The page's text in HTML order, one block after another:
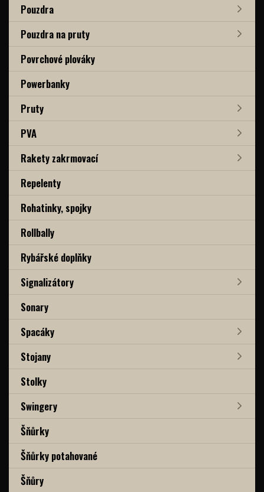
Pouzdra
Pouzdra na pruty
Povrchové plováky
Powerbanky
Pruty
PVA
Rakety zakrmovací
Repelenty
Rohatinky, spojky
Rollbally
Rybářské doplňky
Signalizátory
Sonary
Spacáky
Stojany
Stolky
Swingery
Šňůrky
Šňůrky potahované
Šňůry